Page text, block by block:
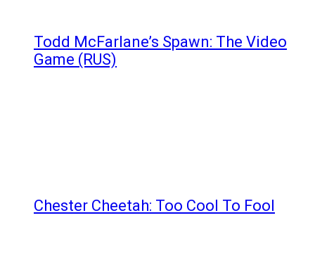
Todd McFarlane’s Spawn: The Video
Game (RUS)
Chester Cheetah: Too Cool To Fool